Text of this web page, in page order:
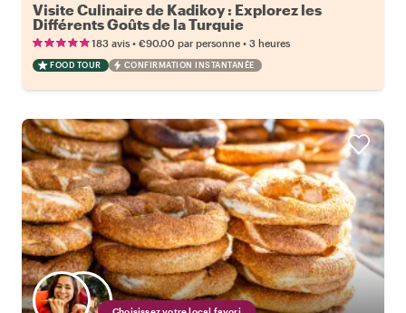
Visite Culinaire de Kadikoy : Explorez les
Différents Goûts de la Turquie
183 avis • €90.00 par personne • 3 heures
FOOD TOUR CONFIRMATION INSTANTANÉE